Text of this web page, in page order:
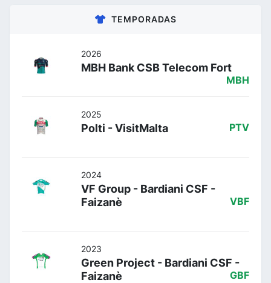
TEMPORADAS
2026
MBH Bank CSB Telecom Fort
MBH
2025
Polti - VisitMalta PTV
2024
VF Group - Bardiani CSF -
Faizanè
VBF
2023
Green Project - Bardiani CSF -
Faizanè
GBF